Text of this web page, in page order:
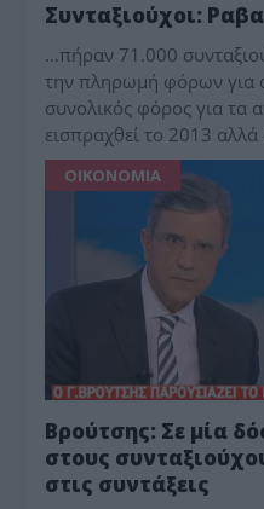
Συνταξιούχοι:
…πήραν 71.000
την πληρωμή φόρων για
συνολικός φόρος για τα
εισπραχθεί το 2013
ΟΙΚΟΝΟΜΙΑ
Βρούτσης: Σε μία
στους
στις συντάξεις